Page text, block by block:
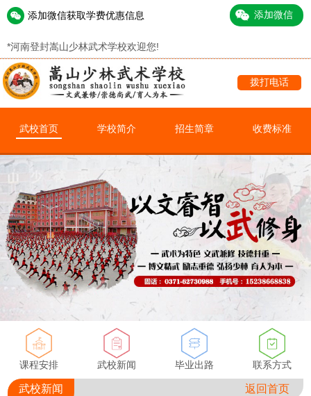
添加微信获取学费优惠信息
*河南登封嵩山少林武术学校欢迎您!
拨打电话
武校首页 学校简介 招生简章 收费标准
课程安排 武校新闻 毕业出路 联系方式
武校新闻 返回首页